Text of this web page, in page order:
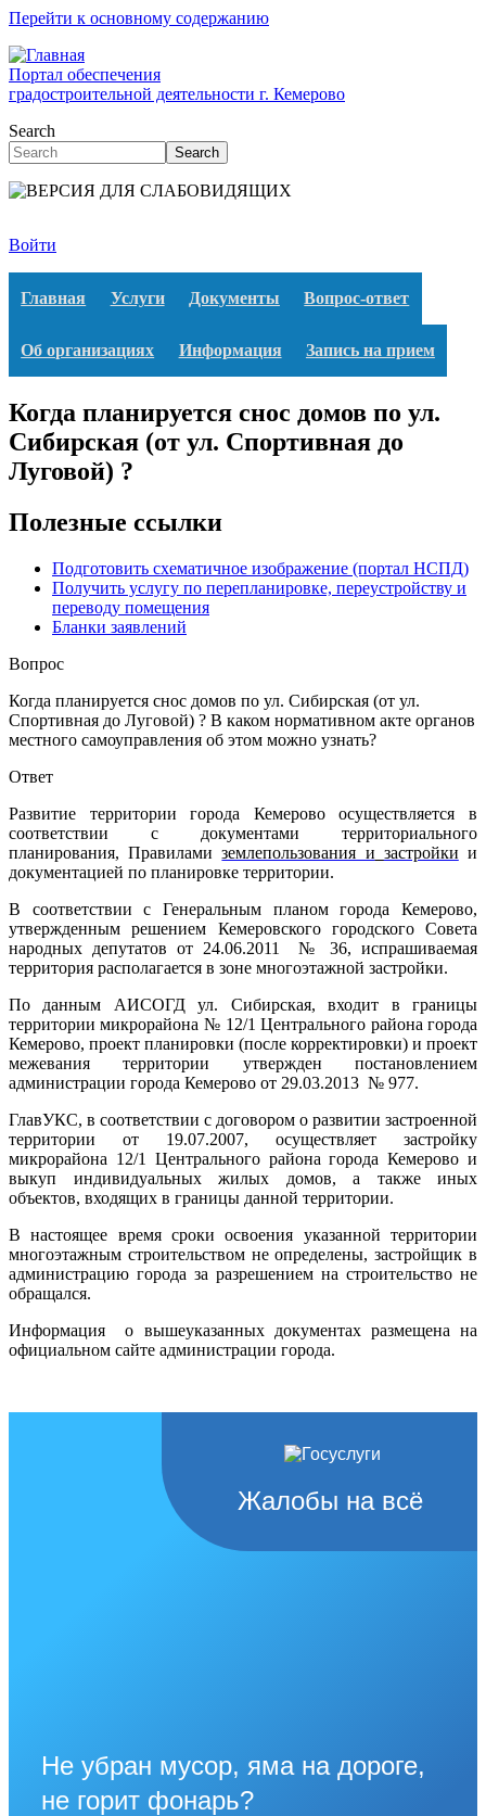
Перейти к основному содержанию
Портал обеспечения
градостроительной деятельности г. Кемерово
Search
Search
Войти
Главная Услуги Документы Вопрос-ответ
Об организациях Информация Запись на прием
Когда планируется снос домов по ул.
Сибирская (от ул. Спортивная до
Луговой) ?
Полезные ссылки
Подготовить схематичное изображение (портал НСПД)
Получить услугу по перепланировке, переустройству и
переводу помещения
Бланки заявлений
Вопрос
Когда планируется снос домов по ул. Сибирская (от ул.
Спортивная до Луговой) ? В каком нормативном акте органов
местного самоуправления об этом можно узнать?
Ответ
Развитие территории города Кемерово осуществляется в
соответствии с документами территориального
планирования, Правиламиземлепользования и застройки и
документацией по планировке территории.
В соответствии с Генеральным планом города Кемерово,
утвержденным решением Кемеровского городского Совета
народных депутатов от 24.06.2011 № 36, испрашиваемая
территория располагается в зоне многоэтажной застройки.
По данным АИСОГД ул. Сибирская, входит в границы
территории микрорайона № 12/1 Центрального района города
Кемерово, проект планировки (после корректировки) и проект
межевания территории утвержден постановлением
администрации города Кемерово от 29.03.2013 № 977.
ГлавУКС, в соответствии с договором о развитии застроенной
территории от 19.07.2007, осуществляет застройку
микрорайона 12/1 Центрального района города Кемерово и
выкуп индивидуальных жилых домов, а также иных
объектов, входящих в границы данной территории.
В настоящее время сроки освоения указанной территории
многоэтажным строительством не определены, застройщик в
администрацию города за разрешением на строительство не
обращался.
Информация о вышеуказанных документах размещена на
официальном сайте администрации города.
Жалобы на всё
Не убран мусор, яма на дороге,
не горит фонарь?